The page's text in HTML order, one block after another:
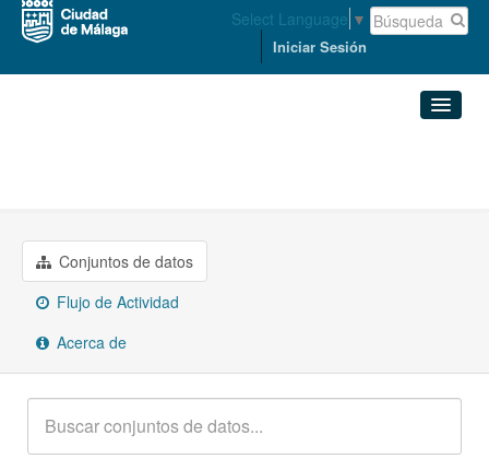
Select Language ▼
Iniciar Sesión
Grupos
Acerca de
Conjuntos de datos
Flujo de Actividad
Acerca de